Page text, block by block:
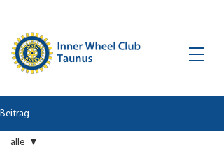
Beitrag
alle